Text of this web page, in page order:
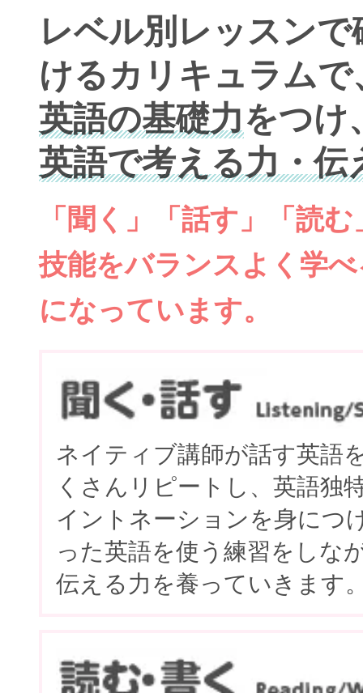
レベル別レッスン
けるカリキュラムで
英語の基礎力をつけ
英語で考える力・伝
「聞く」「話す」「読
技能をバランスよく学
になっています。
ネイティブ講師が話す英語
くさんリピートし、英語独
イントネーションを身につ
った英語を使う練習をしな
伝える力を養っていきます